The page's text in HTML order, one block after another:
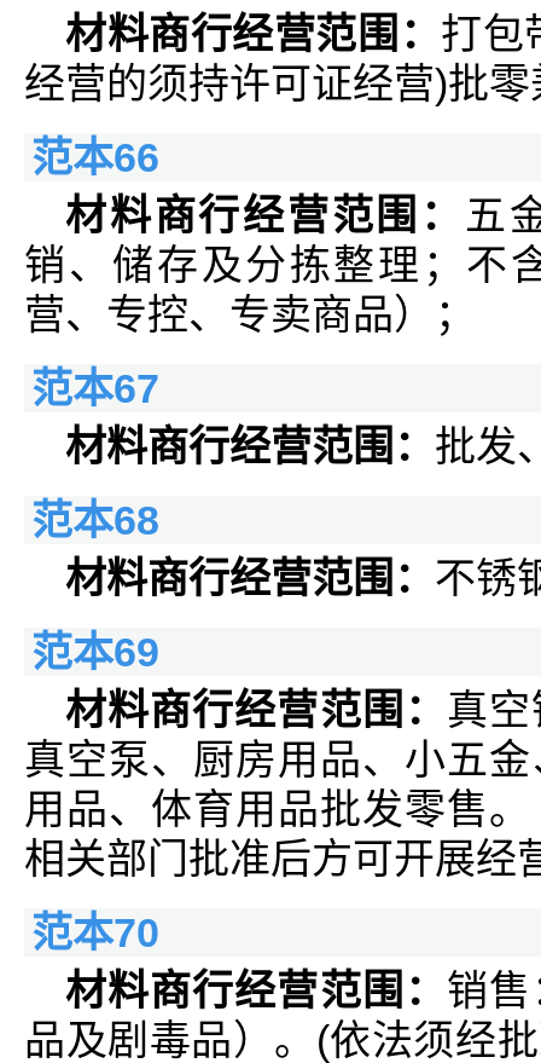
材料商行经营范围： 打包
经营的须持许可证经营)批零
范本66
材料商行经营范围： 五
销、储存及分拣整理；不
营、专控、专卖商品）；
范本67
材料商行经营范围： 批发
范本68
材料商行经营范围： 不锈
范本69
材料商行经营范围： 真
真空泵、厨房用品、小五
用品、体育用品批发零售
相关部门批准后方可开展经
范本70
材料商行经营范围： 销
品及剧毒品）。(依法须经